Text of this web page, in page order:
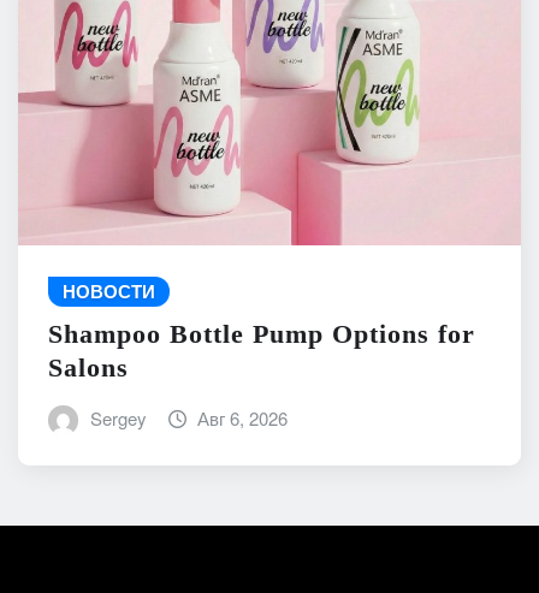
НОВОСТИ
Shampoo Bottle Pump Options for
Salons
Sergey Авг 6, 2026